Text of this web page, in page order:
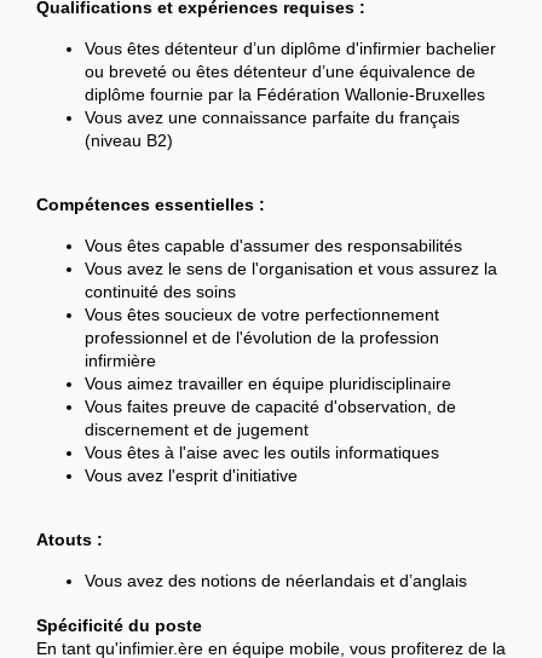
Qualifications et expériences requises :
Vous êtes détenteur d’un diplôme d'infirmier bachelier
ou breveté ou êtes détenteur d’une équivalence de
diplôme fournie par la Fédération Wallonie-Bruxelles
Vous avez une connaissance parfaite du français
(niveau B2)
Compétences essentielles :
Vous êtes capable d'assumer des responsabilités
Vous avez le sens de l'organisation et vous assurez la
continuité des soins
Vous êtes soucieux de votre perfectionnement
professionnel et de l'évolution de la profession
infirmière
Vous aimez travailler en équipe pluridisciplinaire
Vous faites preuve de capacité d'observation, de
discernement et de jugement
Vous êtes à l'aise avec les outils informatiques
Vous avez l'esprit d'initiative
Atouts :
Vous avez des notions de néerlandais et d’anglais
Spécificité du poste
En tant qu'infimier.ère en équipe mobile, vous profiterez de la